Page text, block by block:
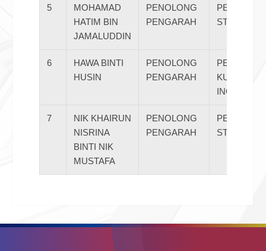
5
MOHAMAD
HATIM BIN
JAMALUDDIN
PENOLONG
PENGARAH
STRATEGIK
6
HAWA BINTI
HUSIN
PENOLONG
PENGARAH
KUALITI
INOVASI
7
NIK KHAIRUN
NISRINA
BINTI NIK
MUSTAFA
PENOLONG
PENGARAH
STRATEGIK